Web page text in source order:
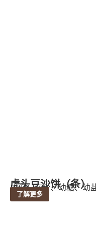
虎头豆沙饼（条）
成份：面粉、幼糖、幼
了解更多